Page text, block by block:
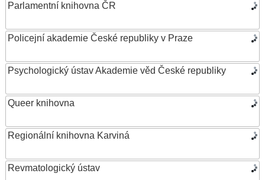
Parlamentní knihovna ČR
Policejní akademie České republiky v Praze
Psychologický ústav Akademie věd České republiky
Queer knihovna
Regionální knihovna Karviná
Revmatologický ústav